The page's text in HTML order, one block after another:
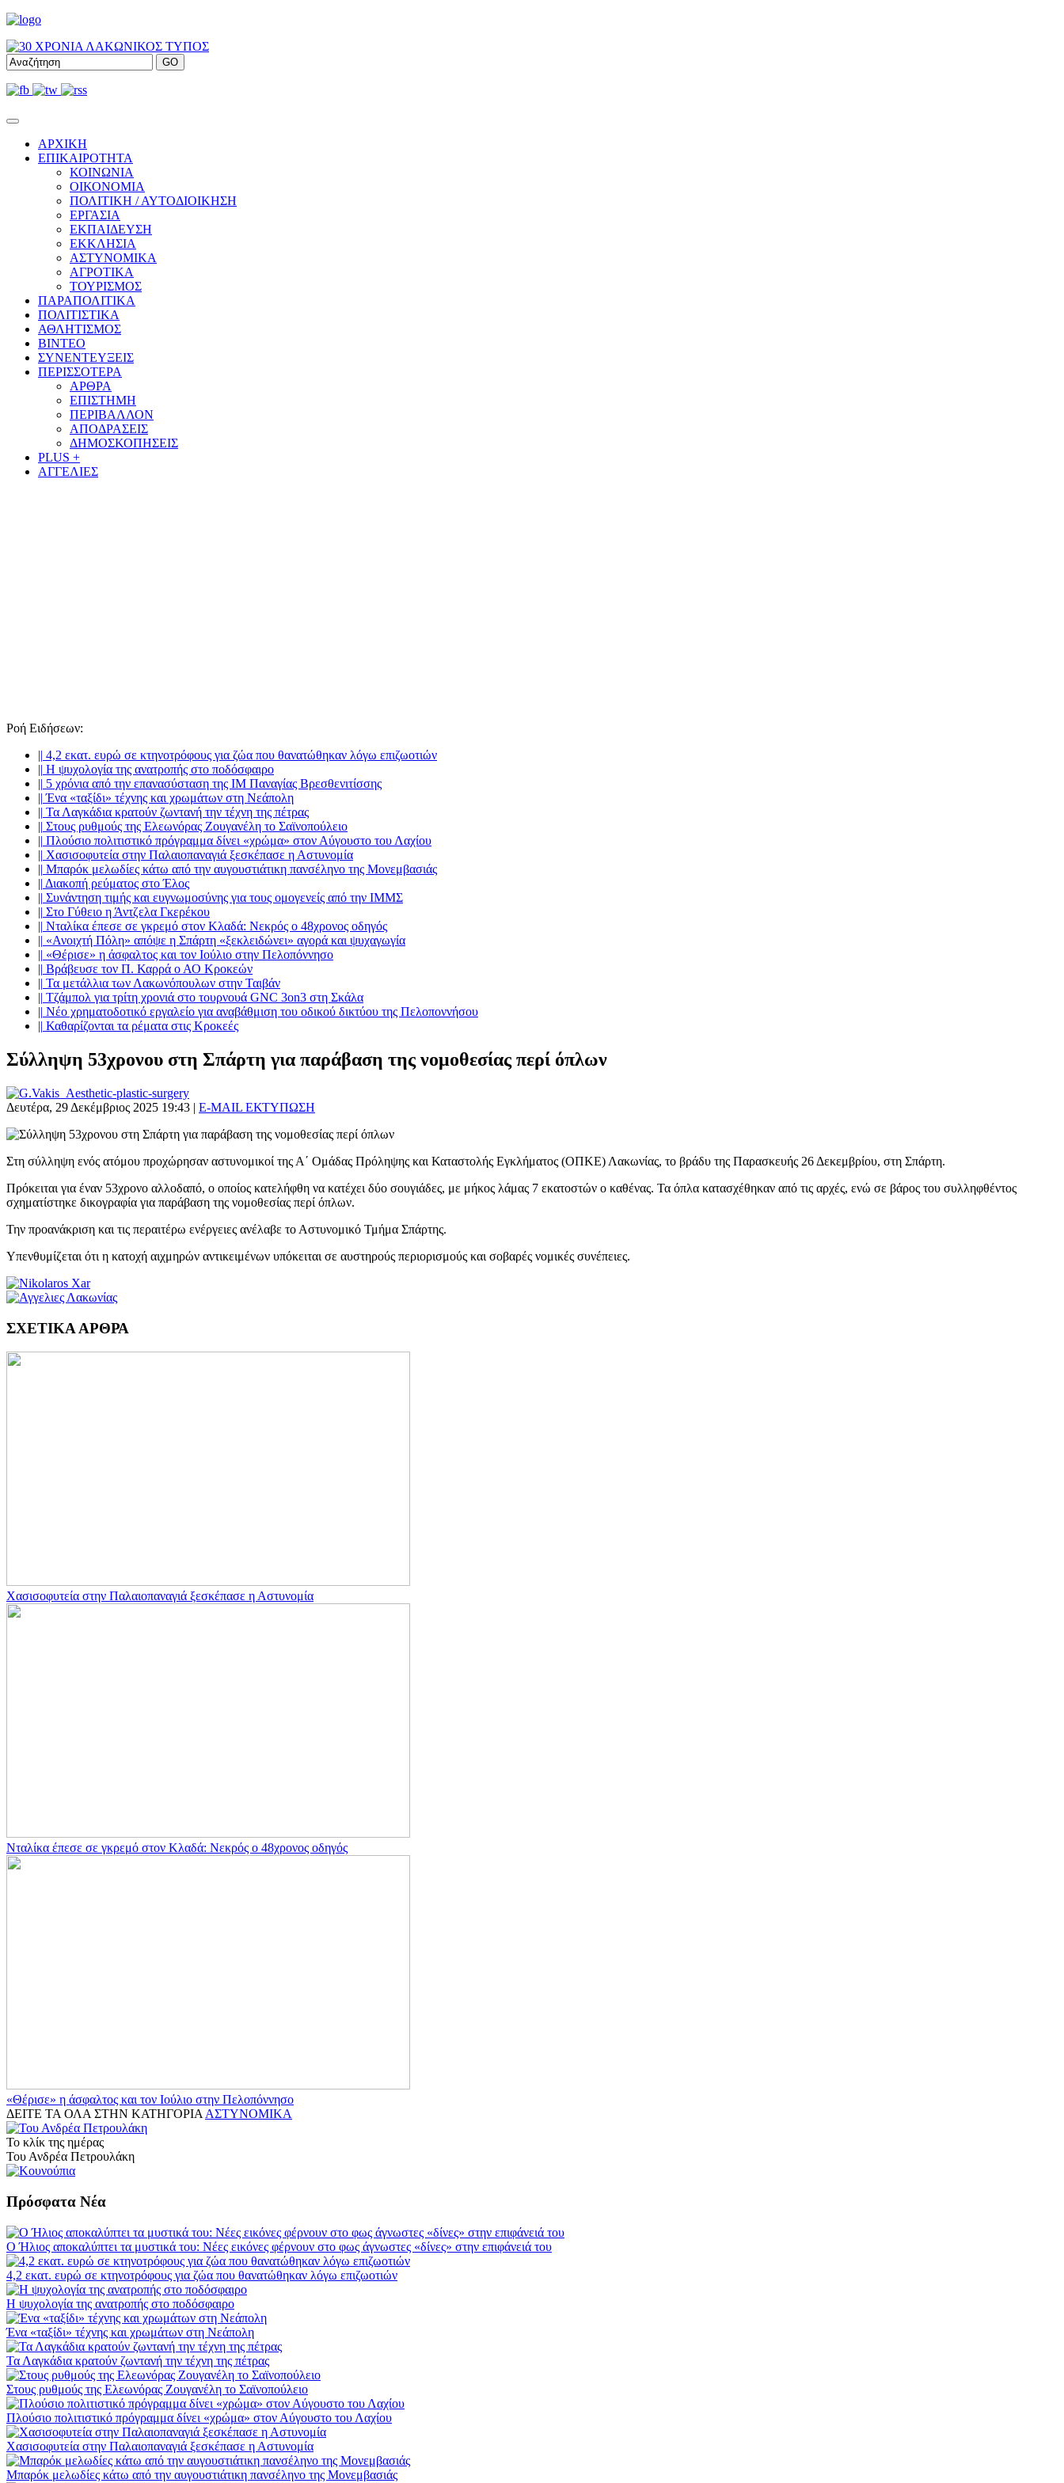
ΑΡΧΙΚΗ
ΕΠΙΚΑΙΡΟΤΗΤΑ
ΚΟΙΝΩΝΙΑ
ΟΙΚΟΝΟΜΙΑ
ΠΟΛΙΤΙΚΗ / ΑΥΤΟΔΙΟΙΚΗΣΗ
ΕΡΓΑΣΙΑ
ΕΚΠΑΙΔΕΥΣΗ
ΕΚΚΛΗΣΙΑ
ΑΣΤΥΝΟΜΙΚΑ
ΑΓΡΟΤΙΚΑ
ΤΟΥΡΙΣΜΟΣ
ΠΑΡΑΠΟΛΙΤΙΚΑ
ΠΟΛΙΤΙΣΤΙΚΑ
ΑΘΛΗΤΙΣΜΟΣ
ΒΙΝΤΕΟ
ΣΥΝΕΝΤΕΥΞΕΙΣ
ΠΕΡΙΣΣΟΤΕΡΑ
ΑΡΘΡΑ
ΕΠΙΣΤΗΜΗ
ΠΕΡΙΒΑΛΛΟΝ
ΑΠΟΔΡΑΣΕΙΣ
ΔΗΜΟΣΚΟΠΗΣΕΙΣ
PLUS +
ΑΓΓΕΛΙΕΣ
Ροή Ειδήσεων:
|| 4,2 εκατ. ευρώ σε κτηνοτρόφους για ζώα που θανατώθηκαν λόγω επιζωοτιών
|| Η ψυχολογία της ανατροπής στο ποδόσφαιρο
|| 5 χρόνια από την επανασύσταση της ΙΜ Παναγίας Βρεσθενιτίσσης
|| Ένα «ταξίδι» τέχνης και χρωμάτων στη Νεάπολη
|| Τα Λαγκάδια κρατούν ζωντανή την τέχνη της πέτρας
|| Στους ρυθμούς της Ελεωνόρας Ζουγανέλη το Σαϊνοπούλειο
|| Πλούσιο πολιτιστικό πρόγραμμα δίνει «χρώμα» στον Αύγουστο του Λαχίου
|| Χασισοφυτεία στην Παλαιοπαναγιά ξεσκέπασε η Αστυνομία
|| Μπαρόκ μελωδίες κάτω από την αυγουστιάτικη πανσέληνο της Μονεμβασιάς
|| Διακοπή ρεύματος στο Έλος
|| Συνάντηση τιμής και ευγνωμοσύνης για τους ομογενείς από την ΙΜΜΣ
|| Στο Γύθειο η Άντζελα Γκερέκου
|| Νταλίκα έπεσε σε γκρεμό στον Κλαδά: Νεκρός ο 48χρονος οδηγός
|| «Ανοιχτή Πόλη» απόψε η Σπάρτη «ξεκλειδώνει» αγορά και ψυχαγωγία
|| «Θέρισε» η άσφαλτος και τον Ιούλιο στην Πελοπόννησο
|| Βράβευσε τον Π. Καρρά ο ΑΟ Κροκεών
|| Τα μετάλλια των Λακωνόπουλων στην Ταιβάν
|| Τζάμπολ για τρίτη χρονιά στο τουρνουά GNC 3on3 στη Σκάλα
|| Νέο χρηματοδοτικό εργαλείο για αναβάθμιση του οδικού δικτύου της Πελοποννήσου
|| Καθαρίζονται τα ρέματα στις Κροκεές
Σύλληψη 53χρονου στη Σπάρτη για παράβαση της νομοθεσίας περί όπλων
Δευτέρα, 29 Δεκέμβριος 2025 19:43 | E-MAIL ΕΚΤΥΠΩΣΗ
Στη σύλληψη ενός ατόμου προχώρησαν αστυνομικοί της Α΄ Ομάδας Πρόληψης και Καταστολής Εγκλήματος (ΟΠΚΕ) Λακωνίας, το βράδυ της Παρασκευής 26 Δεκεμβρίου, στη Σπάρτη.
Πρόκειται για έναν 53χρονο αλλοδαπό, ο οποίος κατελήφθη να κατέχει δύο σουγιάδες, με μήκος λάμας 7 εκατοστών ο καθένας. Τα όπλα κατασχέθηκαν από τις αρχές, ενώ σε βάρος του συλληφθέντος
σχηματίστηκε δικογραφία για παράβαση της νομοθεσίας περί όπλων.
Την προανάκριση και τις περαιτέρω ενέργειες ανέλαβε το Αστυνομικό Τμήμα Σπάρτης.
Υπενθυμίζεται ότι η κατοχή αιχμηρών αντικειμένων υπόκειται σε αυστηρούς περιορισμούς και σοβαρές νομικές συνέπειες.
ΣΧΕΤΙΚΑ ΑΡΘΡΑ
Χασισοφυτεία στην Παλαιοπαναγιά ξεσκέπασε η Αστυνομία
Νταλίκα έπεσε σε γκρεμό στον Κλαδά: Νεκρός ο 48χρονος οδηγός
«Θέρισε» η άσφαλτος και τον Ιούλιο στην Πελοπόννησο
ΔΕΙΤΕ ΤΑ ΟΛΑ ΣΤΗΝ ΚΑΤΗΓΟΡΙΑ ΑΣΤΥΝΟΜΙΚΑ
Το κλίκ της ημέρας
Του Ανδρέα Πετρουλάκη
Πρόσφατα Νέα
Ο Ήλιος αποκαλύπτει τα μυστικά του: Νέες εικόνες φέρνουν στο φως άγνωστες «δίνες» στην επιφάνειά του
4,2 εκατ. ευρώ σε κτηνοτρόφους για ζώα που θανατώθηκαν λόγω επιζωοτιών
Η ψυχολογία της ανατροπής στο ποδόσφαιρο
Ένα «ταξίδι» τέχνης και χρωμάτων στη Νεάπολη
Τα Λαγκάδια κρατούν ζωντανή την τέχνη της πέτρας
Στους ρυθμούς της Ελεωνόρας Ζουγανέλη το Σαϊνοπούλειο
Πλούσιο πολιτιστικό πρόγραμμα δίνει «χρώμα» στον Αύγουστο του Λαχίου
Χασισοφυτεία στην Παλαιοπαναγιά ξεσκέπασε η Αστυνομία
Μπαρόκ μελωδίες κάτω από την αυγουστιάτικη πανσέληνο της Μονεμβασιάς